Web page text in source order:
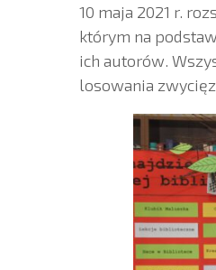
10 maja 2021 r.
którym na
ich autorów.
losowania